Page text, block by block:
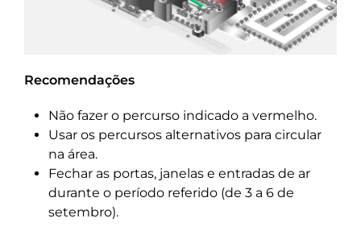
Recomendações
Não fazer o percurso indicado a vermelho.
Usar os percursos alternativos para circular
na área.
Fechar as portas, janelas e entradas de ar
durante o período referido (de 3 a 6 de
setembro).